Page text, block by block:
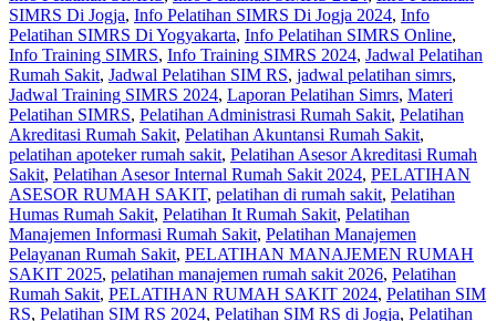
SIMRS Di Jogja, Info Pelatihan SIMRS Di Jogja 2024, Info
Pelatihan SIMRS Di Yogyakarta, Info Pelatihan SIMRS Online,
Info Training SIMRS, Info Training SIMRS 2024, Jadwal Pelatihan
Rumah Sakit, Jadwal Pelatihan SIM RS, jadwal pelatihan simrs,
Jadwal Training SIMRS 2024, Laporan Pelatihan Simrs, Materi
Pelatihan SIMRS, Pelatihan Administrasi Rumah Sakit, Pelatihan
Akreditasi Rumah Sakit, Pelatihan Akuntansi Rumah Sakit,
pelatihan apoteker rumah sakit, Pelatihan Asesor Akreditasi Rumah
Sakit, Pelatihan Asesor Internal Rumah Sakit 2024, PELATIHAN
ASESOR RUMAH SAKIT, pelatihan di rumah sakit, Pelatihan
Humas Rumah Sakit, Pelatihan It Rumah Sakit, Pelatihan
Manajemen Informasi Rumah Sakit, Pelatihan Manajemen
Pelayanan Rumah Sakit, PELATIHAN MANAJEMEN RUMAH
SAKIT 2025, pelatihan manajemen rumah sakit 2026, Pelatihan
Rumah Sakit‎, PELATIHAN RUMAH SAKIT 2024, Pelatihan SIM
RS, Pelatihan SIM RS 2024, Pelatihan SIM RS di Jogja, Pelatihan